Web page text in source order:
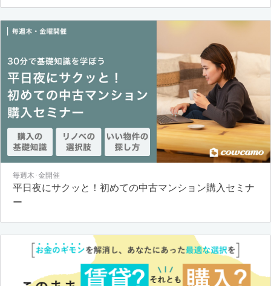
毎週木･金開催
平日夜にサクッと！初めての中古マンション購入セミナ
ー